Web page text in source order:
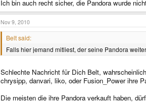
Ich bin auch recht sicher, die Pandora wurde
Nov 9, 2010
Belt said:
Falls hier jemand mitliest, der seine Pandora
Schlechte Nachricht für Dich Belt,
chrysipp, danvari, liko, oder Fusion_Power ihre
Die meisten die ihre Pandora verkauft haben,